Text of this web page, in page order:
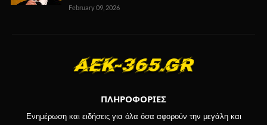
February 09, 2026
ΠΛΗΡΟΦΟΡΙΕΣ
Ενημέρωση και ειδήσεις για όλα όσα αφορούν την μεγάλη και